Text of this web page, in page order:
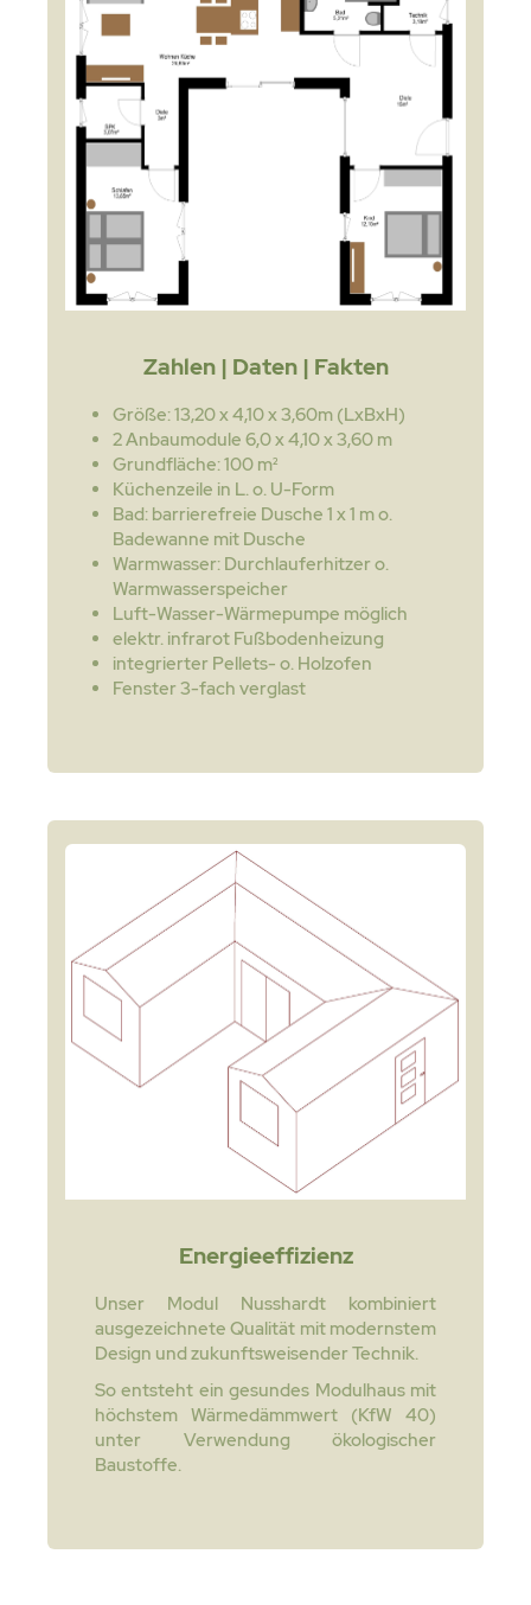
Zahlen | Daten | Fakten
Größe: 13,20 x 4,10 x 3,60m (LxBxH)
2 Anbaumodule 6,0 x 4,10 x 3,60 m
Grundfläche: 100 m²
Küchenzeile in L. o. U-Form
Bad: barrierefreie Dusche 1 x 1 m o.
Badewanne mit Dusche
Warmwasser: Durchlauferhitzer o.
Warmwasserspeicher
Luft-Wasser-Wärmepumpe möglich
elektr. infrarot Fußbodenheizung
integrierter Pellets- o. Holzofen
Fenster 3-fach verglast
Energieeffizienz
Unser Modul Nusshardt kombiniert
ausgezeichnete Qualität mit modernstem
Design und zukunftsweisender Technik.
So entsteht ein gesundes Modulhaus mit
höchstem Wärmedämmwert (KfW 40)
unter Verwendung ökologischer
Baustoffe.